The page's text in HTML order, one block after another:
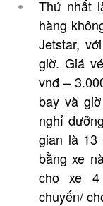
Thứ nhất
hàng
Jetstar,
giờ. Giá
vnđ –
bay và
nghỉ
gian là
bằng xe
cho xe 4
chuyến/